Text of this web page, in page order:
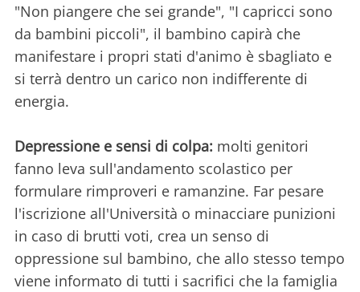
"Non piangere che sei grande", "I capricci sono
da bambini piccoli", il bambino capirà che
manifestare i propri stati d'animo è sbagliato e
si terrà dentro un carico non indifferente di
energia.
Depressione e sensi di colpa: molti genitori
fanno leva sull'andamento scolastico per
formulare rimproveri e ramanzine. Far pesare
l'iscrizione all'Università o minacciare punizioni
in caso di brutti voti, crea un senso di
oppressione sul bambino, che allo stesso tempo
viene informato di tutti i sacrifici che la famiglia